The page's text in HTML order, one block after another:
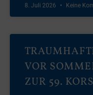
8. Juli 2026 Keine
VOR
ZUR 59.